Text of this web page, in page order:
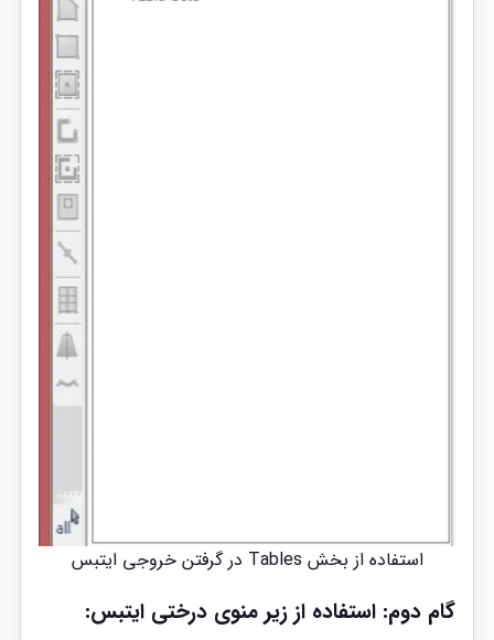
استفاده از بخش Tables در گرفتن خروجی ایتبس
گام دوم: استفاده از زیر منوی درختی ایتبس: